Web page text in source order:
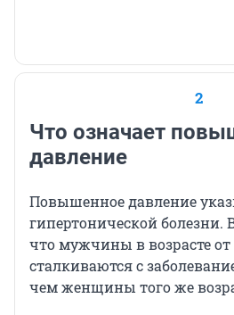
2
Что означает
давление
Повышенное давление
гипертонической болезни.
что мужчины в возрасте от
сталкиваются с
чем женщины того же